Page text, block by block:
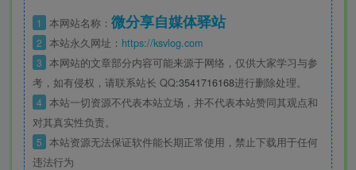
1 本网站名称： 微分享自媒体驿站
2 本站永久网址： https://ksvlog.com
3 本网站的文章部分内容可能来源于网络，仅供大家学习与参
考，如有侵权，请联系站长 QQ:3541716168进行删除处理。
4 本站一切资源不代表本站立场，并不代表本站赞同其观点和
对其真实性负责。
5 本站资源无法保证软件能长期正常使用，禁止下载用于任何
违法行为